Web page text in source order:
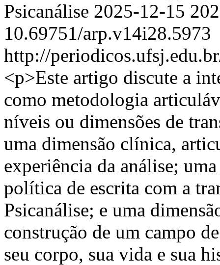
Psicanálise 2025-12-15
10.69751/arp.v14i28.5973
http://
<p>Este artigo discute a
como metodologia
níveis ou dimensões de
uma dimensão clínica,
experiência da análise;
política de escrita com a
Psicanálise; e uma
construção de um campo
seu corpo, sua vida e sua